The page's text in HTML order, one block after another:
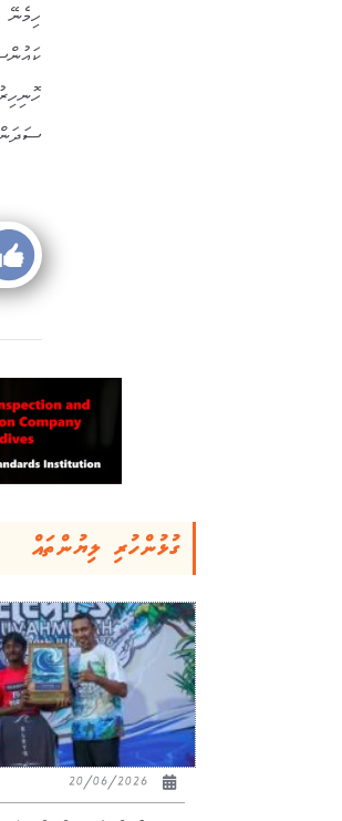
ގުޅުންހުރި ލިޔުންތައް
20/06/2026